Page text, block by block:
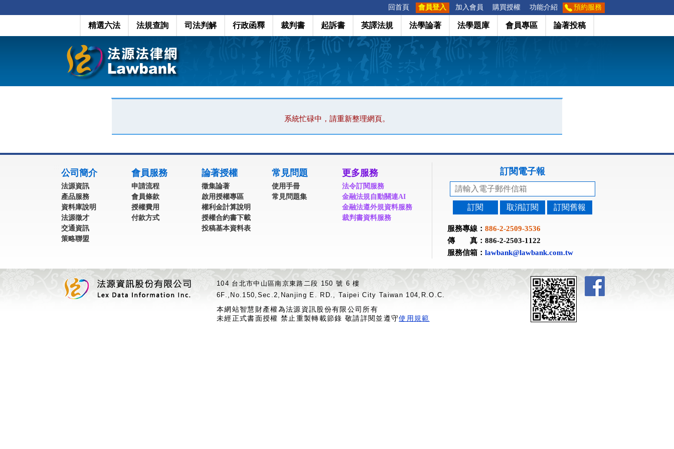
回首頁 會員登入 加入會員 購買授權 功能介紹 預約服務
精選六法 法規查詢 司法判解 行政函釋 裁判書 起訴書 英譯法規 法學論著 法學題庫 會員專區 論著投稿
系統忙碌中，請重新整理網頁。
公司簡介
法源資訊
產品服務
資料庫說明
法源徵才
交通資訊
策略聯盟
會員服務
申請流程
會員條款
授權費用
付款方式
論著授權
徵集論著
啟用授權專區
權利金計算說明
授權合約書下載
投稿基本資料表
常見問題
使用手冊
常見問題集
更多服務
法令訂閱服務
金融法規自動關連AI
金融法遵外規資料服務
裁判書資料服務
訂閱電子報
訂閱 取消訂閱 訂閱舊報
服務專線： 886-2-2509-3536
傳 真：886-2-2503-1122
服務信箱： lawbank@lawbank.com.tw
104 台北市中山區南京東路二段 150 號 6 樓
6F.,No.150,Sec.2,Nanjing E. RD., Taipei City Taiwan 104,R.O.C.
本網站智慧財產權為法源資訊股份有限公司所有
未經正式書面授權 禁止重製轉載節錄 敬請詳閱並遵守使用規範